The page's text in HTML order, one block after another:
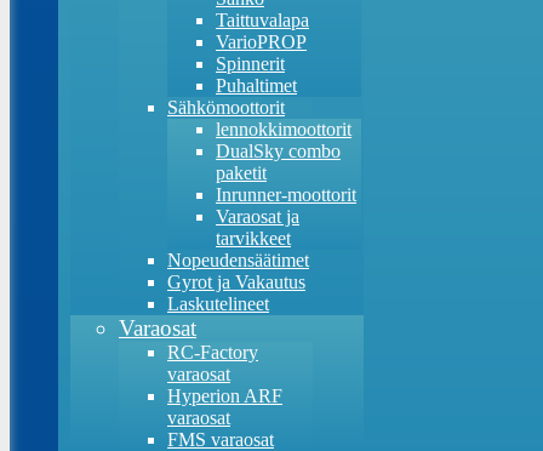
Taittuvalapa
VarioPROP
Spinnerit
Puhaltimet
Sähkömoottorit
lennokkimoottorit
DualSky combo
paketit
Inrunner-moottorit
Varaosat ja
tarvikkeet
Nopeudensäätimet
Gyrot ja Vakautus
Laskutelineet
Varaosat
RC-Factory
varaosat
Hyperion ARF
varaosat
FMS varaosat